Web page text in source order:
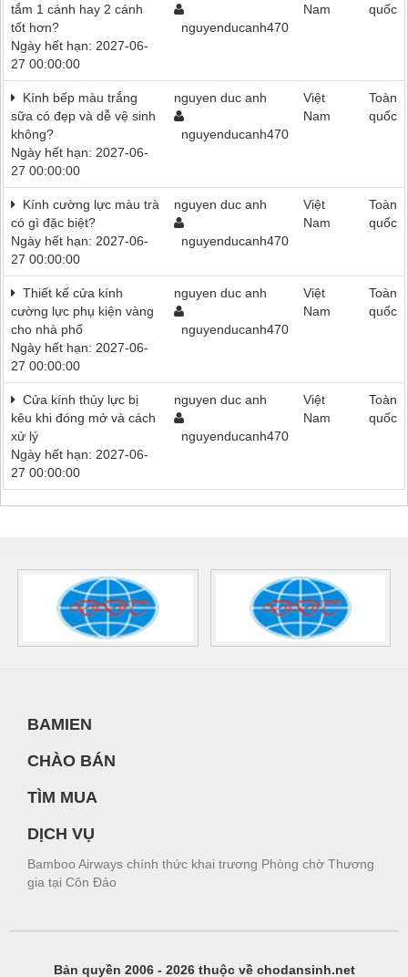
tắm 1 cánh hay 2 cánh
tốt hơn?
Ngày hết hạn: 2027-06-
27 00:00:00
nguyenducanh470
Nam
quốc
Kính bếp màu trắng
sữa có đẹp và dễ vệ sinh
không?
Ngày hết hạn: 2027-06-
27 00:00:00
nguyen duc anh
nguyenducanh470
Việt
Nam
Toàn
quốc
Kính cường lực màu trà
có gì đặc biệt?
Ngày hết hạn: 2027-06-
27 00:00:00
nguyen duc anh
nguyenducanh470
Việt
Nam
Toàn
quốc
Thiết kế cửa kính
cường lực phụ kiện vàng
cho nhà phố
Ngày hết hạn: 2027-06-
27 00:00:00
nguyen duc anh
nguyenducanh470
Việt
Nam
Toàn
quốc
Cửa kính thủy lực bị
kêu khi đóng mở và cách
xử lý
Ngày hết hạn: 2027-06-
27 00:00:00
nguyen duc anh
nguyenducanh470
Việt
Nam
Toàn
quốc
BAMIEN
CHÀO BÁN
TÌM MUA
DỊCH VỤ
Bamboo Airways chính thức khai trương Phòng chờ Thương
gia tại Côn Đảo
Bản quyền 2006 - 2026 thuộc về chodansinh.net